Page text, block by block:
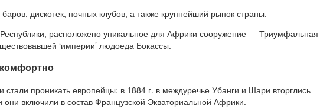
дискотек, ночных клубов, а также крупнейший рынок страны.
расположено уникальное для Африки сооружение — Триумфальная
‘империи’ людоеда Бокассы.
проникать европейцы: в 1884 г. в междуречье Убанги и Шари вторглись
включили в состав Французской Экваториальной Африки.